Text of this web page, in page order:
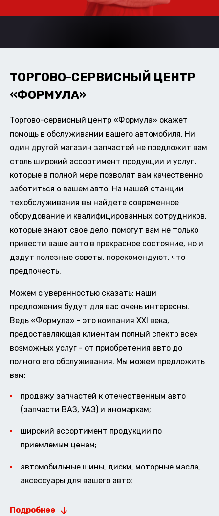
ТОРГОВО-СЕРВИСНЫЙ ЦЕНТР
«ФОРМУЛА»
Торгово-сервисный центр «Формула» окажет
помощь в обслуживании вашего автомобиля. Ни
один другой магазин запчастей не предложит вам
столь широкий ассортимент продукции и услуг,
которые в полной мере позволят вам качественно
заботиться о вашем авто. На нашей станции
техобслуживания вы найдете современное
оборудование и квалифицированных сотрудников,
которые знают свое дело, помогут вам не только
привести ваше авто в прекрасное состояние, но и
дадут полезные советы, порекомендуют, что
предпочесть.
Можем с уверенностью сказать: наши
предложения будут для вас очень интересны.
Ведь «Формула» - это компания XXI века,
предоставляющая клиентам полный спектр всех
возможных услуг - от приобретения авто до
полного его обслуживания. Мы можем предложить
вам:
продажу запчастей к отечественным авто
(запчасти ВАЗ, УАЗ) и иномаркам;
широкий ассортимент продукции по
приемлемым ценам;
автомобильные шины, диски, моторные масла,
аксессуары для вашего авто;
Подробнее